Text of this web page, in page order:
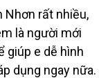
Nhơn rất nhiều,
là người mới
giúp e dễ hình
dụng ngay nữa.